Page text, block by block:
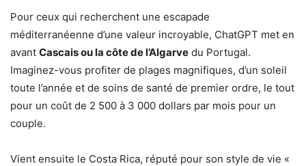
Pour ceux qui recherchent une escapade
méditerranéenne d’une valeur incroyable, ChatGPT met en
avant Cascais ou la côte de l’Algarve du Portugal.
Imaginez-vous profiter de plages magnifiques, d’un soleil
toute l’année et de soins de santé de premier ordre, le tout
pour un coût de 2 500 à 3 000 dollars par mois pour un
couple.
Vient ensuite le Costa Rica, réputé pour son style de vie «